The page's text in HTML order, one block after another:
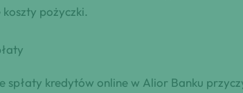
pożyczki.
spłaty kredytów online w Alior Banku